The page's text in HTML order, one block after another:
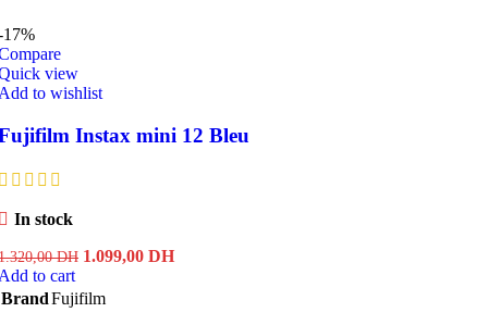
17%
view
to wishlist
Instax mini 12 Bleu
In stock
DH Original
was:
1.099,00 DHCurrent
to cart
BrandFujifilm